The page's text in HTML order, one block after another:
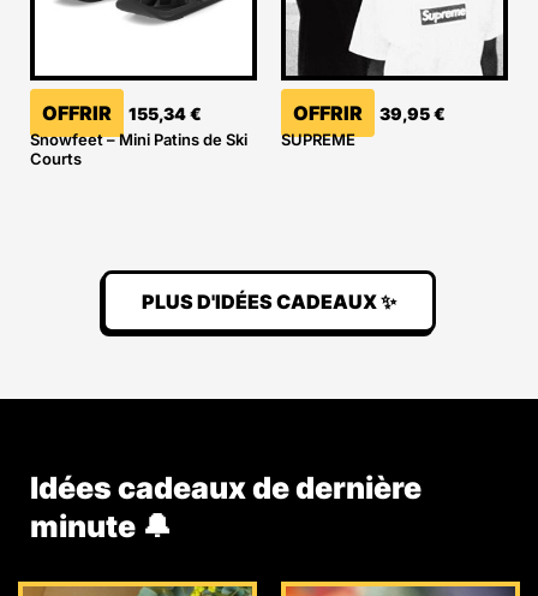
OFFRIR 155,34€
Snowfeet – Mini Patins de Ski
Courts
OFFRIR 39,95€
SUPREME
PLUS D'IDÉES CADEAUX ✨
Idées cadeaux de dernière
minute 🔔